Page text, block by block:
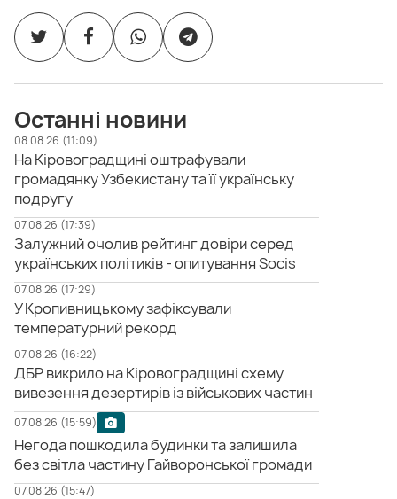
Останні новини
08.08.26 (11:09)
На Кіровоградщині оштрафували
громадянку Узбекистану та її українську
подругу
07.08.26 (17:39)
Залужний очолив рейтинг довіри серед
українських політиків - опитування Socis
07.08.26 (17:29)
У Кропивницькому зафіксували
температурний рекорд
07.08.26 (16:22)
ДБР викрило на Кіровоградщині схему
вивезення дезертирів із військових частин
07.08.26 (15:59)
Негода пошкодила будинки та залишила
без світла частину Гайворонської громади
07.08.26 (15:47)